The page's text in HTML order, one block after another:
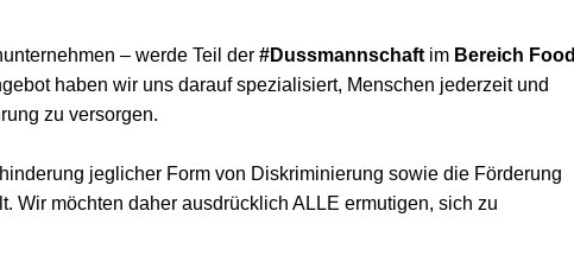
– werde Teil der #Dussmannschaft im Bereich Food
haben wir uns darauf spezialisiert, Menschen jederzeit und
zu versorgen.
jeglicher Form von Diskriminierung sowie die Förderung
Wir möchten daher ausdrücklich ALLE ermutigen, sich zu